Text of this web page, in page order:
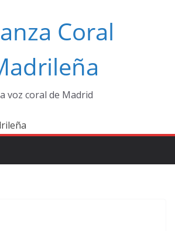
Coral
voz coral de Madrid